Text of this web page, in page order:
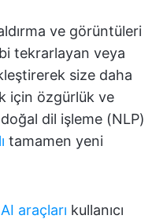
ve görüntüleri
tekrarlayan veya
size daha
için özgürlük ve
doğal dil işleme (NLP)
tamamen yeni
AI araçları kullanıcı